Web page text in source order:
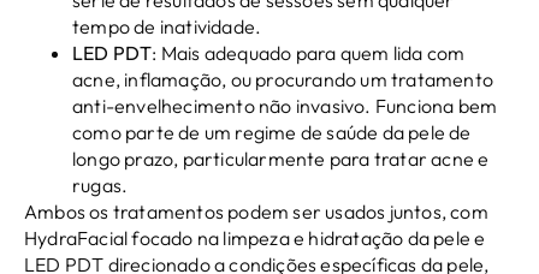
tempo de inatividade.
LED PDT: Mais adequado para quem lida com
acne, inflamação, ou procurando um tratamento
anti-envelhecimento não invasivo. Funciona bem
como parte de um regime de saúde da pele de
longo prazo, particularmente para tratar acne e
rugas.
Ambos os tratamentos podem ser usados ​​juntos, com
HydraFacial focado na limpeza e hidratação da pele e
LED PDT direcionado a condições específicas da pele,